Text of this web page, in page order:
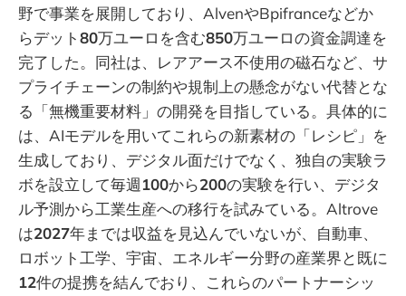
野で事業を展開しており、AlvenやBpifranceなどか
らデット80万ユーロを含む850万ユーロの資金調達を
完了した。同社は、レアアース不使用の磁石など、サ
プライチェーンの制約や規制上の懸念がない代替とな
る「無機重要材料」の開発を目指している。具体的に
は、AIモデルを用いてこれらの新素材の「レシピ」を
生成しており、デジタル面だけでなく、独自の実験ラ
ボを設立して毎週100から200の実験を行い、デジタ
ル予測から工業生産への移行を試みている。Altrove
は2027年までは収益を見込んでいないが、自動車、
ロボット工学、宇宙、エネルギー分野の産業界と既に
12件の提携を結んでおり、これらのパートナーシッ